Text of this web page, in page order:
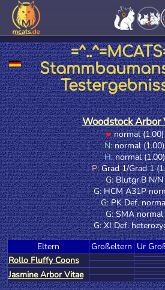
Woodstock Arbor
normal (1.00)
N:normal (1.00)
H:normal (1.00)
P:Grad 1/Grad 1
G:Blutgr.B N/N
G:HCM A31P
G:PK Def.
G:SMA normal
G:XI Def.
Eltern
Großeltern Ur
Rollo Fluffy Coons
Jasmine Arbor Vitae